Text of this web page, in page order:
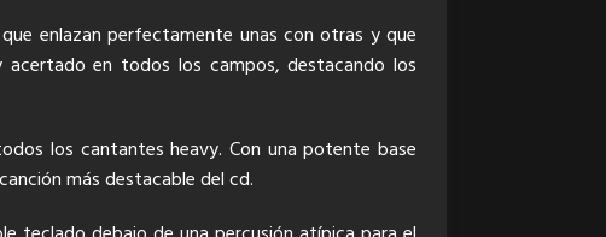
enlazan perfectamente unas con otras y que
en todos los campos, destacando los
los cantantes heavy. Con una potente base
más destacable del cd.